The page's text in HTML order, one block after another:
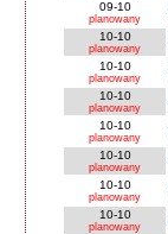
09-10
planowany
10-10
planowany
10-10
planowany
10-10
planowany
10-10
planowany
10-10
planowany
10-10
planowany
10-10
planowany